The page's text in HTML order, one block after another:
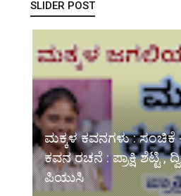
SLIDER POST
ಮಕ್ಕಳ ಕವನಗಳು : ಸಂಚಿಕೆ
ಕವನ ರಚನೆ : ಪ್ರಾಕ್ಷಿ ಶೆಟ್ಟಿ ,
ಪಿಯುಸಿ